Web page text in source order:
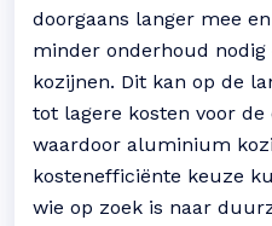
doorgaans langer mee
minder onderhoud
kozijnen. Dit kan op de
tot lagere kosten voor de
waardoor aluminium
kostenefficiënte keuze
wie op zoek is naar